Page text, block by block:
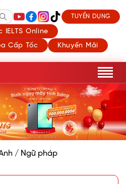
IELTS Online
Cấp Tốc Khuyến Mãi
TUYỂN DỤNG
/ Ngữ pháp